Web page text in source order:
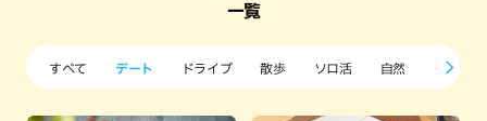
一覧
すべて デート ドライブ 散歩 ソロ活 自然 子ども